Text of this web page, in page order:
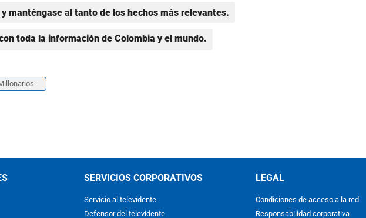
manténgase al tanto de los hechos más relevantes.
toda la información de Colombia y el mundo.
SERVICIOS CORPORATIVOS
Servicio al televidente
Defensor del televidente
LEGAL
Condiciones de acceso a la red
Responsabilidad corporativa